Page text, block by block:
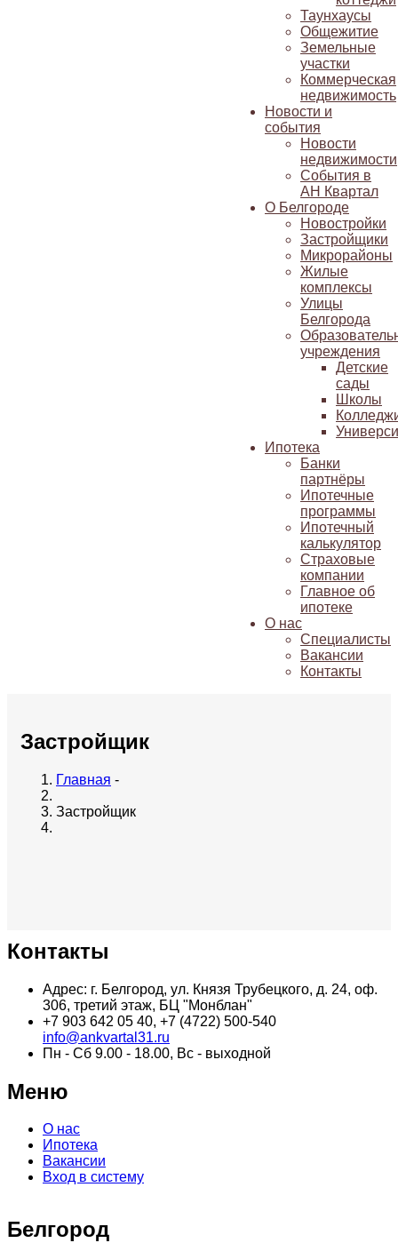
Таунхаусы
Общежитие
Земельные
участки
Коммерческая
недвижимость
Новости и
события
Новости
недвижимости
События в
АН Квартал
О Белгороде
Новостройки
Застройщики
Микрорайоны
Жилые
комплексы
Улицы
Белгорода
учреждения
Детские
сады
Школы
Ипотека
Банки
партнёры
Ипотечные
программы
Ипотечный
калькулятор
Страховые
компании
Главное об
ипотеке
О нас
Специалисты
Вакансии
Контакты
Застройщик
Главная -
Застройщик
Контакты
Адрес: г. Белгород, ул. Князя Трубецкого, д. 24, оф.
306, третий этаж, БЦ "Монблан"
+7 903 642 05 40, +7 (4722) 500-540
info@ankvartal31.ru
Пн - Сб 9.00 - 18.00, Вс - выходной
Меню
О нас
Ипотека
Вакансии
Вход в систему
Белгород